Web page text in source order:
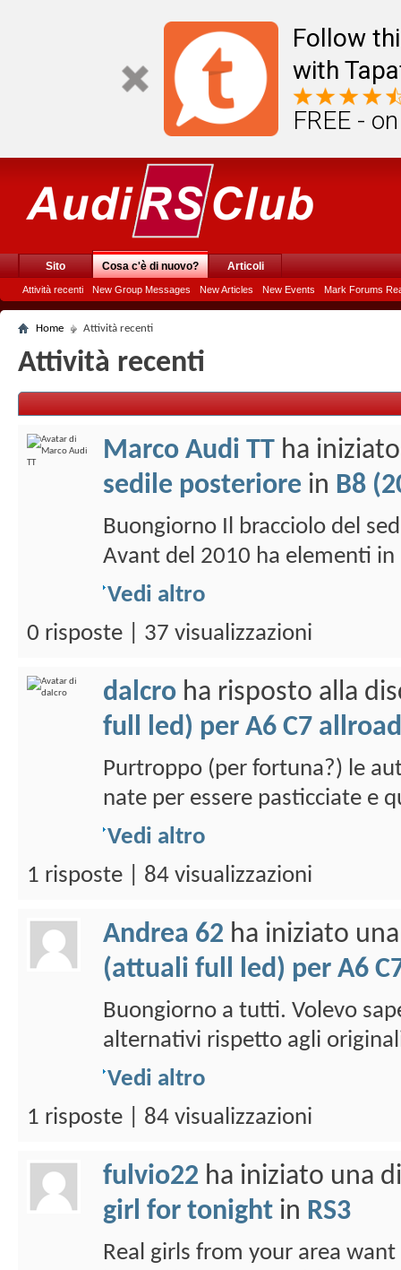
Follow
with
FREE -
Sito Cosa c'è di nuovo?
Attività recenti New Group Messages New Articles New Events Mark Forums
Articoli
Home Attività recenti
Attività recenti
Marco Audi TT ha
sedile posteriore in B8
Buongiorno Il bracciolo del
Avant del 2010 ha elementi in
Vedi altro
0 risposte | 37 visualizzazioni
dalcro ha risposto alla
full led) per A6 C7 allroad
Purtroppo (per fortuna?) le
nate per essere pasticciate e
Vedi altro
1 risposte | 84 visualizzazioni
Andrea 62 ha iniziato
(attuali full led) per A6
Buongiorno a tutti. Volevo
alternativi rispetto agli
Vedi altro
1 risposte | 84 visualizzazioni
fulvio22 ha iniziato una
girl for tonight in RS3
Real girls from your area